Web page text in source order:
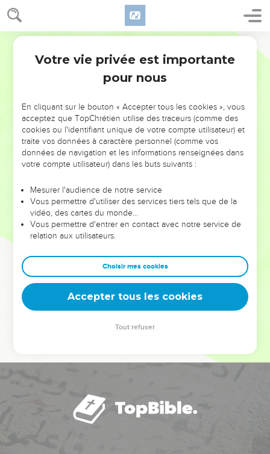
NE MANQUEZ PAS L’ÉVÉNEMENT
DE L’ANNÉE !
ET SI LEURS ERREURS POUVAIENT VOUS ÉVITER LES
VOTRES ?
leur foi ou leur vision. Mais on voit moins les doutes, les erreurs
et les saisons difficiles qu'ils ont traversés, alors même que ce
sont elles qui les ont façonnés.
Dans cette conférence, leaders, entrepreneurs, et responsables
clés pour avancer avec plus de sagesse afin que leurs erreurs
deviennent vos tremplins. Que vous guidiez un ministère, une
équipe, un groupe ou une famille, leur expérience est faite
Votre vie privée est importante
pour nous
En cliquant sur le bouton « Accepter tous les cookies », vous
acceptez que TopChrétien utilise des traceurs (comme des
cookies ou l'identifiant unique de votre compte utilisateur) et
traite vos données à caractère personnel (comme vos
données de navigation et les informations renseignées dans
votre compte utilisateur) dans les buts suivants :
Mesurer l'audience de notre service
Vous permettre d'utiliser des services tiers tels que de la
vidéo, des cartes du monde…
Vous permettre d'entrer en contact avec notre service de
relation aux utilisateurs.
Choisir mes cookies
Accepter tous les cookies
Tout refuser